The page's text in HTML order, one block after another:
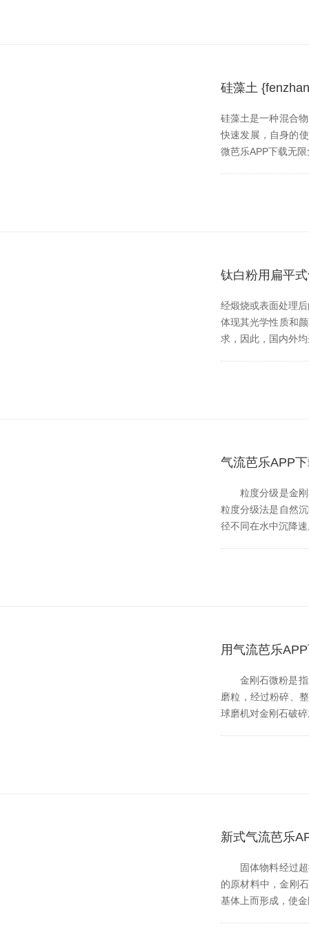
硅藻土
硅藻土是一种混合物
快速发展，自身的
微芭乐APP下载无限
钛白粉用扁平
经煅烧或表面处理后
体现其光学性质和颜
求，因此，国
气流芭乐APP
粒度分级是金刚石
粒度分级法是自然沉
径不同在水中沉降速
用气流芭乐
金刚石微粉是指颗
磨粒，经过粉碎
球磨机对金刚石破碎
新式气流芭乐
固体物料经过超微气
的原材料中，
基体上而形成，